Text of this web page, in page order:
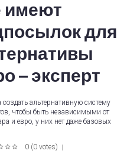
имеют
для
– эксперт
альтернативную систему
чтобы быть независимыми от
и евро, у них нет даже базовых
0 (0 votes)